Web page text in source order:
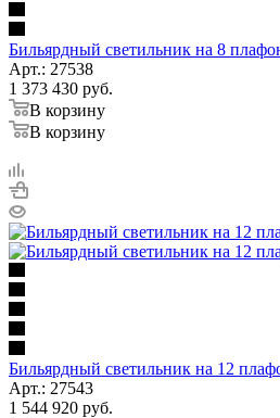
Бильярдный светильник на 8
Арт.: 27538
1 373 430 руб.
В корзину
В корзину
Бильярдный светильник на 12
Арт.: 27543
1 544 920 руб.